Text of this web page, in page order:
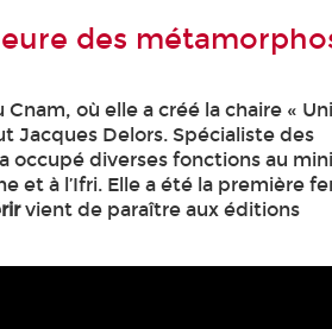
des
où elle a créé la chaire «
Jacques Delors. Spécialiste des
occupé diverses fonctions au
et à l’Ifri. Elle a été la première
vient de paraître aux éditions